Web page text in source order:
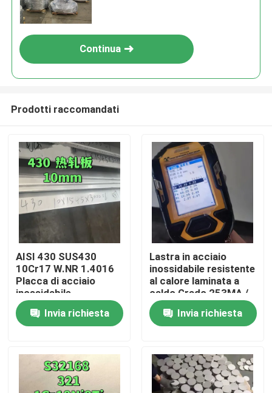
Casa.
Video
Continua
Prodotti raccomandati
AISI 430 SUS430
10Cr17 W.NR 1.4016
Placca di acciaio
inossidabile
10*1500*6000
Superficie NO.1
Invia richiesta
Lastra in acciaio
inossidabile resistente
al calore laminata a
caldo Grado 253MA /
S30815 con
superficie decapata
Invia richiesta